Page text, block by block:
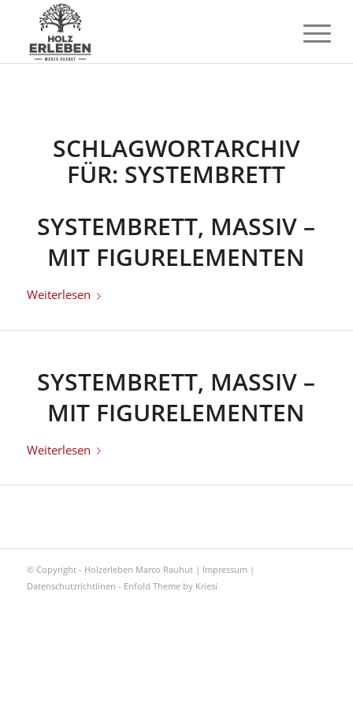
SCHLAGWORTARCHIV
FÜR: SYSTEMBRETT
SYSTEMBRETT, MASSIV –
MIT FIGURELEMENTEN
Weiterlesen
SYSTEMBRETT, MASSIV –
MIT FIGURELEMENTEN
Weiterlesen
© Copyright - Holzerleben Marco Rauhut | Impressum|
Datenschutzrichtlinen - Enfold Theme by Kriesi